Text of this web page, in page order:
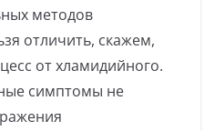
методов
отличить, скажем,
от хламидийного.
симптомы не